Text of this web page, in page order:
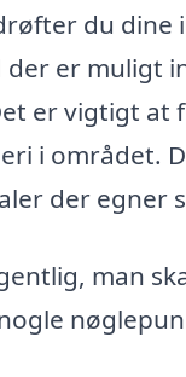
du dine
der er muligt
er vigtigt at
i området.
der egner
man